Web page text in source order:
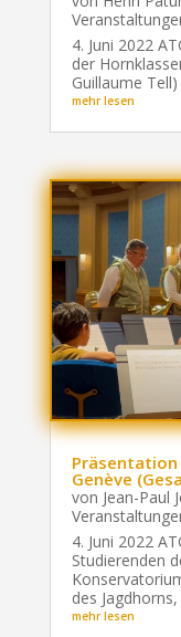
4. Juni 2022
der
Guillaume Tell)
mehr lesen
Präsentation
Genève
von Jean-Paul
4. Juni 2022
Studierenden
des
mehr lesen